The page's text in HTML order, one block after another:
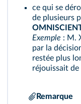
ce qui se
de plusieurs
Exemple : M.
par la
restée plus
réjouissait
Remarque